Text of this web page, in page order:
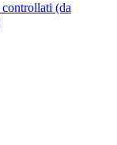
(da